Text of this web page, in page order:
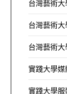
台灣藝術
台灣藝術
台灣藝術
實踐大學
實踐大學